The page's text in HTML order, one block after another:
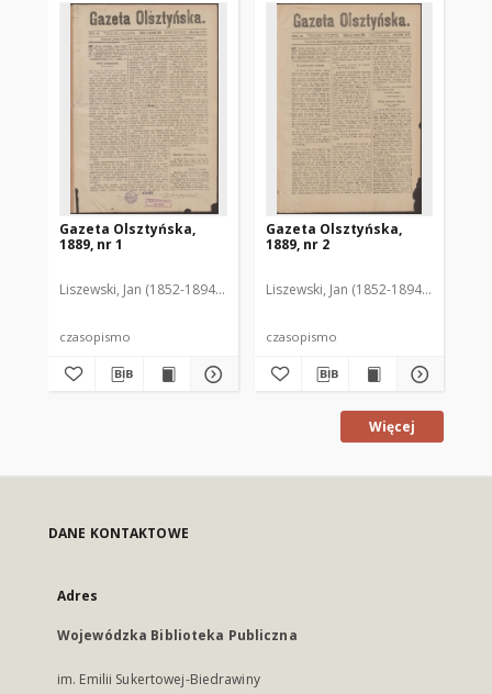
Gazeta Olsztyńska,
1889, nr 1
Liszewski, Jan (1852-1894). Red.
czasopismo
Gazeta Olsztyńska,
1889, nr 2
Liszewski, Jan (1852-1894). Red.
czasopismo
Więcej
DANE KONTAKTOWE
Adres
Wojewódzka Biblioteka Publiczna
im. Emilii Sukertowej-Biedrawiny